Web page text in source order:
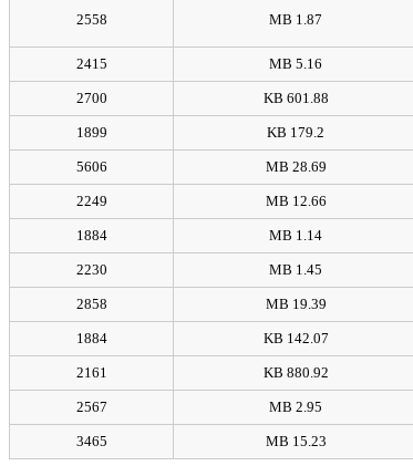
1.87 MB
2558
5.16 MB
2415
601.88 KB
2700
179.2 KB
1899
28.69 MB
5606
12.66 MB
2249
1.14 MB
1884
1.45 MB
2230
19.39 MB
2858
142.07 KB
1884
880.92 KB
2161
2.95 MB
2567
15.23 MB
3465